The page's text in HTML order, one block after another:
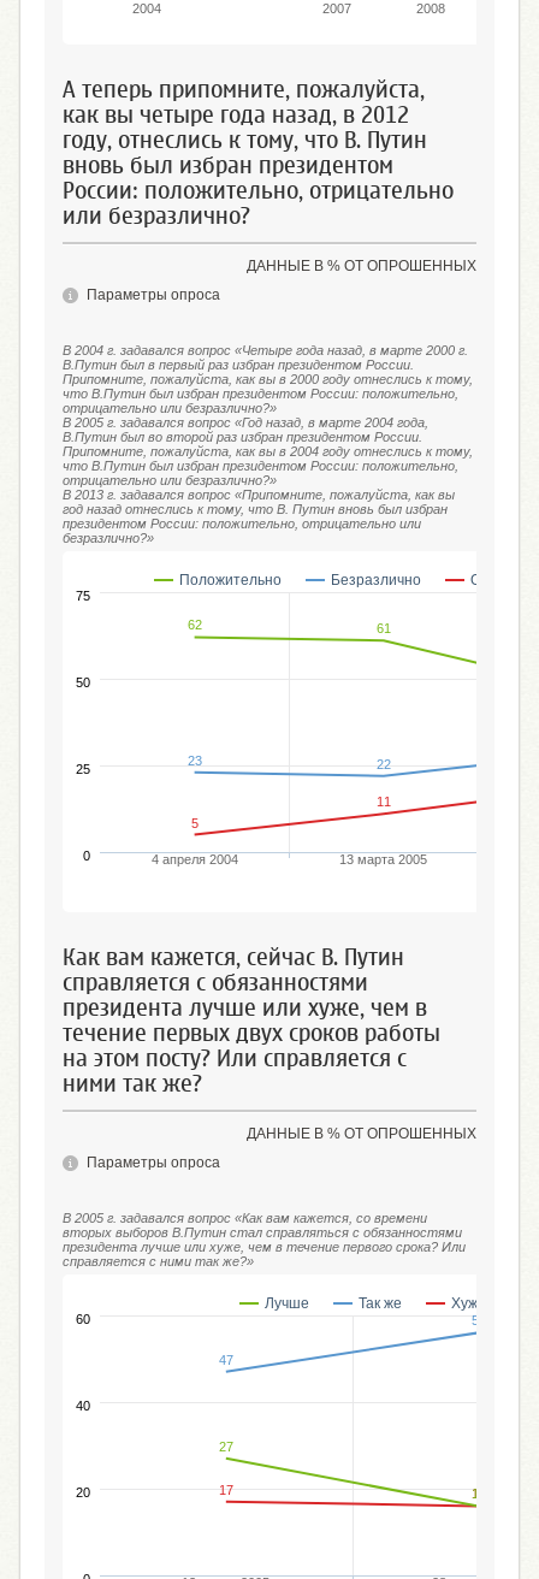
2004
2007
2008
А теперь припомните, пожалуйста,
как вы четыре года назад, в 2012
году, отнеслись к тому, что В. Путин
вновь был избран президентом
России: положительно, отрицательно
или безразлично?
ДАННЫЕ В % ОТ ОПРОШЕННЫХ
Параметры опроса
В 2004 г. задавался вопрос «Четыре года назад, в марте 2000 г.
В.Путин был в первый раз избран президентом России.
Припомните, пожалуйста, как вы в 2000 году отнеслись к тому,
что В.Путин был избран президентом России: положительно,
отрицательно или безразлично?»
В 2005 г. задавался вопрос «Год назад, в марте 2004 года,
В.Путин был во второй раз избран президентом России.
Припомните, пожалуйста, как вы в 2004 году отнеслись к тому,
что В.Путин был избран президентом России: положительно,
отрицательно или безразлично?»
В 2013 г. задавался вопрос «Припомните, пожалуйста, как вы
год назад отнеслись к тому, что В. Путин вновь был избран
президентом России: положительно, отрицательно или
безразлично?»
5
11
23 22
62 61
Положительно Безразлично
4 апреля 2004 13 марта 2005
0
25
50
75
Как вам кажется, сейчас В. Путин
справляется с обязанностями
президента лучше или хуже, чем в
течение первых двух сроков работы
на этом посту? Или справляется с
ними так же?
ДАННЫЕ В % ОТ ОПРОШЕННЫХ
Параметры опроса
В 2005 г. задавался вопрос «Как вам кажется, со времени
вторых выборов В.Путин стал справляться с обязанностями
президента лучше или хуже, чем в течение первого срока? Или
справляется с ними так же?»
17 16
47
56
27
16
Лучше Так же Хуже
20
40
60